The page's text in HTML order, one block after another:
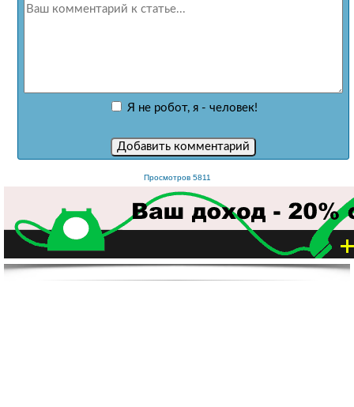
Я не робот, я - человек!
Просмотров 5811